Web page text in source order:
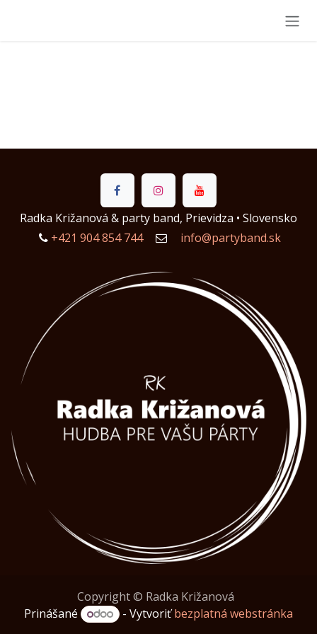
Radka Križanová & party band, Prievidza • Slovensko
+421 904 854 744
info@partyband.sk
Copyright © Radka Križanová
Prinášané
- Vytvoriťbezplatná webstránka